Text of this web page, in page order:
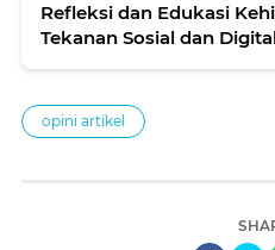
Refleksi dan Edukasi
Tekanan Sosial dan
opini artikel